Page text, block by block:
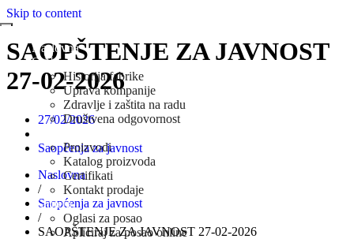
Skip to content
Naslovna
O Nama
Historija fabrike
Uprava kompanije
Zdravlje i zaštita na radu
Društvena odgovornost
Proizvodi
Katalog proizvoda
Certifikati
Kontakt prodaje
Karijera
Oglasi za posao
Apliciraj za posao online
SAOPŠTENJE ZA JAVNOST
27-02-2026
27/02/2026
Saopćenja za javnost
Naslovna
/
Saopćenja za javnost
/
SAOPŠTENJE ZA JAVNOST 27-02-2026